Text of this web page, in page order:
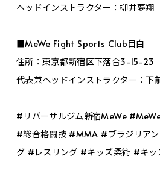
ヘッドインストラクター：柳井夢翔
■MeWe Fight Sports Club目白
住所：東京都新宿区下落合3-15-23
代表兼ヘッドインストラクター：下
#リバーサルジム新宿MeWe
#総合格闘技 #MMA #ブラジリア
グ #レスリング #キッズ柔術 #キッ